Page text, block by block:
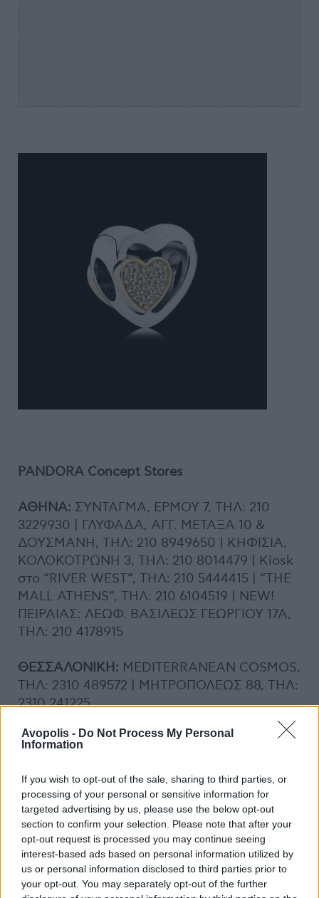
Avopolis - Do Not Process My Personal
Information
If you wish to opt-out of the sale, sharing to third parties, or
processing of your personal or sensitive information for
targeted advertising by us, please use the below opt-out
section to confirm your selection. Please note that after your
opt-out request is processed you may continue seeing
interest-based ads based on personal information utilized by
us or personal information disclosed to third parties prior to
your opt-out. You may separately opt-out of the further
PANDORA Concept Stores
ΑΘΗΝΑ: ΣΥΝΤΑΓΜΑ, ΕΡΜΟΥ 7, ΤΗΛ: 210
3229930 | ΓΛΥΦΑΔΑ, ΑΓΓ. ΜΕΤΑΞΑ 10 &
ΔΟΥΣΜΑΝΗ, ΤΗΛ: 210 8949650 | ΚΗΦΙΣΙΑ,
ΚΟΛΟΚΟΤΡΩΝΗ 3, ΤΗΛ: 210 8014479 | Kiosk
στο “RIVER WEST”, ΤΗΛ: 210 5444415 | “ΤHE
MALL ATHENS”, ΤΗΛ: 210 6104519 | NEW!
ΠΕΙΡΑΙΑΣ: ΛΕΩΦ. ΒΑΣΙΛΕΩΣ ΓΕΩΡΓΙΟΥ 17Α,
ΤΗΛ: 210 4178915
ΘΕΣΣΑΛΟΝΙΚΗ: MEDITERRANEAN COSMOS,
ΤΗΛ: 2310 489572 | ΜΗΤΡΟΠΟΛΕΩΣ 88, ΤΗΛ:
2310 241225
ΛΑΡΙΣΑ: ΚΟΥΜΑ 19, ΤΗΛ: 2410 250275
ΚΡΗΤΗ:ΧΑΝΙΑ, ΜΟΥΣΟΥΡΩΝ 57 & ΧΑΤΖ.
ΓΙΑΝΝΑΡΗ, ΤΗΛ: 28210 08716
NEW! PANDORAConcept Store, Ερμού 37,
Σύνταγμα, τηλ. 210 3232644